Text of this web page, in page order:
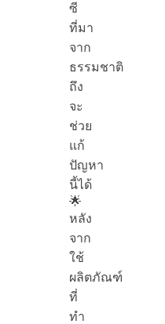
ซี
ที่มา
จาก
ธรรมชาติ
ถึง
จะ
ช่วย
แก้
ปัญหา
นี้ได้
🌟
หลัง
จาก
ใช้
ผลิตภัณฑ์
ที่
ทำ